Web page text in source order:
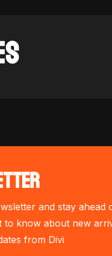
and stay ahead
to know about new
from Divi